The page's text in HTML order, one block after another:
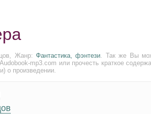
Жанр: Фантастика, фэнтези. Так же Вы
mp3.com или прочесть краткое
о произведении.